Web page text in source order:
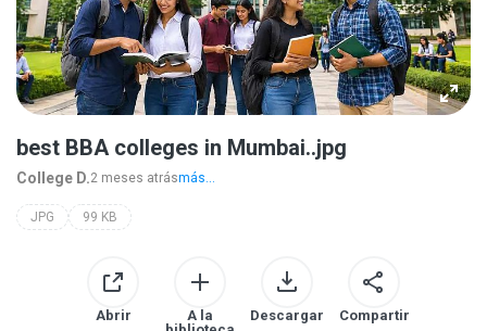
best BBA colleges in Mumbai..jpg
College D.2 meses atrásmás...
JPG 99 KB
Abrir
A la
Descargar Compartir